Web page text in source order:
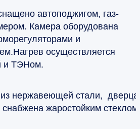
автоподжигом, газ-
Камера оборудована
и
осуществляется
и ТЭНом.
нержавеющей стали, дверца
жаростойким стеклом